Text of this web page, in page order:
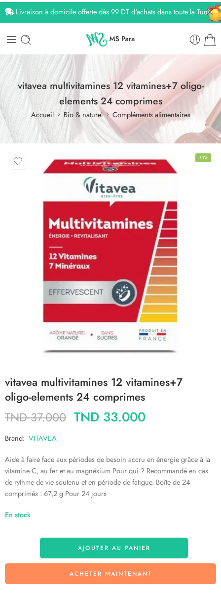
Livraison à domicile offerte dès 99 DT d'achats dans toute la Tunisie
vitavea multivitamines 12 vitamines+7 oligo-
elements 24 comprimes
Accueil Bio & naturel Compléments alimentaires
-11%
vitavea multivitamines 12 vitamines+7
oligo-elements 24 comprimes
TND37.000 TND 33.000
Brand: VITAVEA
Aide à faire face aux périodes de besoin accru en énergie grâce à la
vitamine C, au fer et au magnésium Pour qui ? Recommandé en cas
de rythme de vie soutenu et en période de fatigue. Boîte de 24
comprimés : 67,2 g Pour 24 jours
En stock
AJOUTER AU PANIER
ACHETER MAINTENANT